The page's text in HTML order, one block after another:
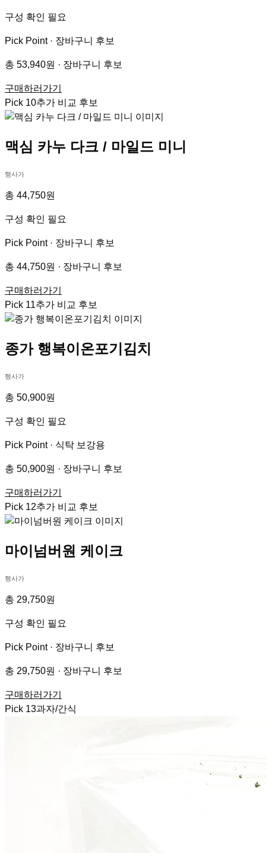
구성 확인 필요
Pick Point · 장바구니 후보
총 53,940원 · 장바구니 후보
구매하러가기
Pick 10추가 비교 후보
맥심 카누 다크 / 마일드 미니
행사가
총 44,750원
구성 확인 필요
Pick Point · 장바구니 후보
총 44,750원 · 장바구니 후보
구매하러가기
Pick 11추가 비교 후보
종가 행복이온포기김치
행사가
총 50,900원
구성 확인 필요
Pick Point · 식탁 보강용
총 50,900원 · 장바구니 후보
구매하러가기
Pick 12추가 비교 후보
마이넘버원 케이크
행사가
총 29,750원
구성 확인 필요
Pick Point · 장바구니 후보
총 29,750원 · 장바구니 후보
구매하러가기
Pick 13과자/간식